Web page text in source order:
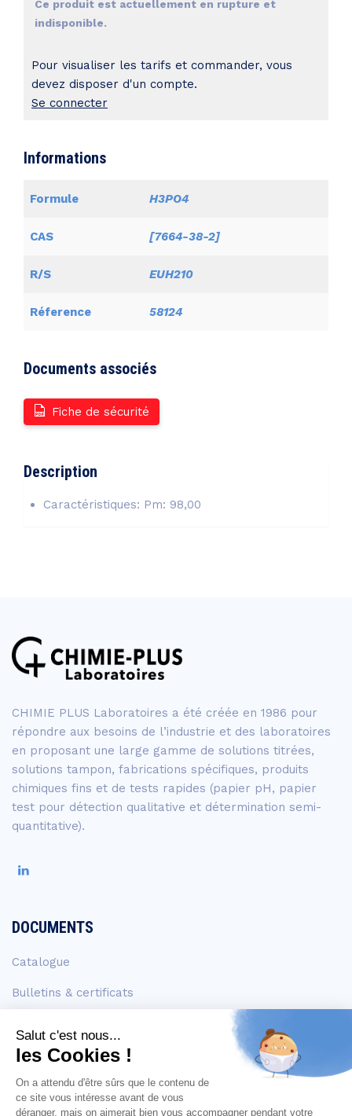
Ce produit est actuellement en rupture et
indisponible.
Pour visualiser les tarifs et commander, vous
devez disposer d'un compte.
Se connecter
Informations
Formule H3PO4
CAS [7664-38-2]
R/S EUH210
Réference 58124
Documents associés
Fiche de sécurité
Description
Caractéristiques: Pm: 98,00
CHIMIE PLUS Laboratoires a été créée en 1986 pour
répondre aux besoins de l’industrie et des laboratoires
en proposant une large gamme de solutions titrées,
solutions tampon, fabrications spécifiques, produits
chimiques fins et de tests rapides (papier pH, papier
test pour détection qualitative et détermination semi-
quantitative).
DOCUMENTS
Catalogue
Bulletins & certificats
EN SAVOIR +
Contact